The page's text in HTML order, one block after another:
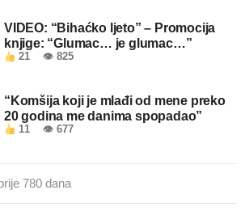
VIDEO: “Bihaćko ljeto” – Promocija
knjige: “Glumac… je glumac…”
21 👁 825
“Komšija koji je mlađi od mene preko
20 godina me danima spopadao”
11 👁 677
780 dana